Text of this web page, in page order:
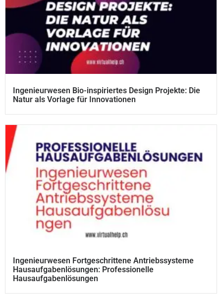
Ingenieurwesen Bio-inspiriertes Design Projekte: Die
Natur als Vorlage für Innovationen
Ingenieurwesen Fortgeschrittene Antriebssysteme
Hausaufgabenlösungen: Professionelle
Hausaufgabenlösungen